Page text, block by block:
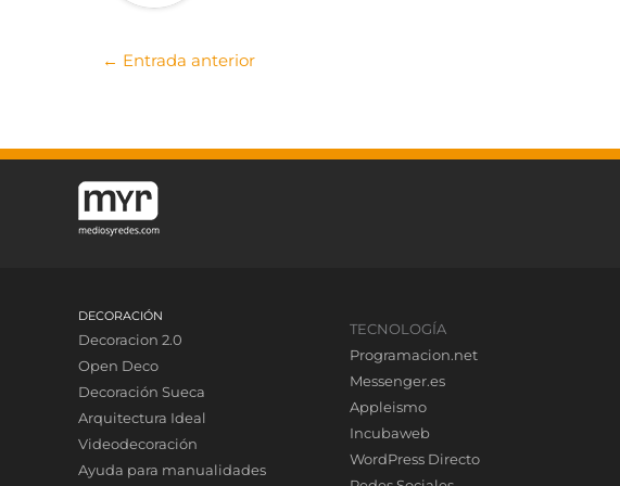
← Entrada anterior
DECORACIÓN
Decoracion 2.0
Open Deco
Decoración Sueca
Arquitectura Ideal
Videodecoración
Ayuda para manualidades
TECNOLOGÍA
Programacion.net
Messenger.es
Appleismo
Incubaweb
WordPress Directo